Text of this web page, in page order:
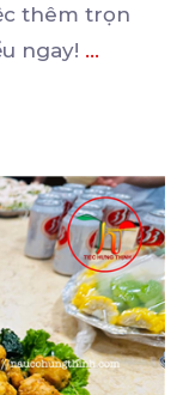
thêm trọn
ngay! ...